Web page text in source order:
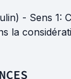
- Sens 1:
la